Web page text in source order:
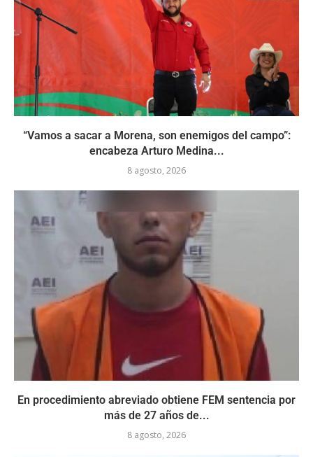
“Vamos a sacar a Morena, son enemigos del campo”:
encabeza Arturo Medina...
8 agosto, 2026
En procedimiento abreviado obtiene FEM sentencia por
más de 27 años de...
8 agosto, 2026